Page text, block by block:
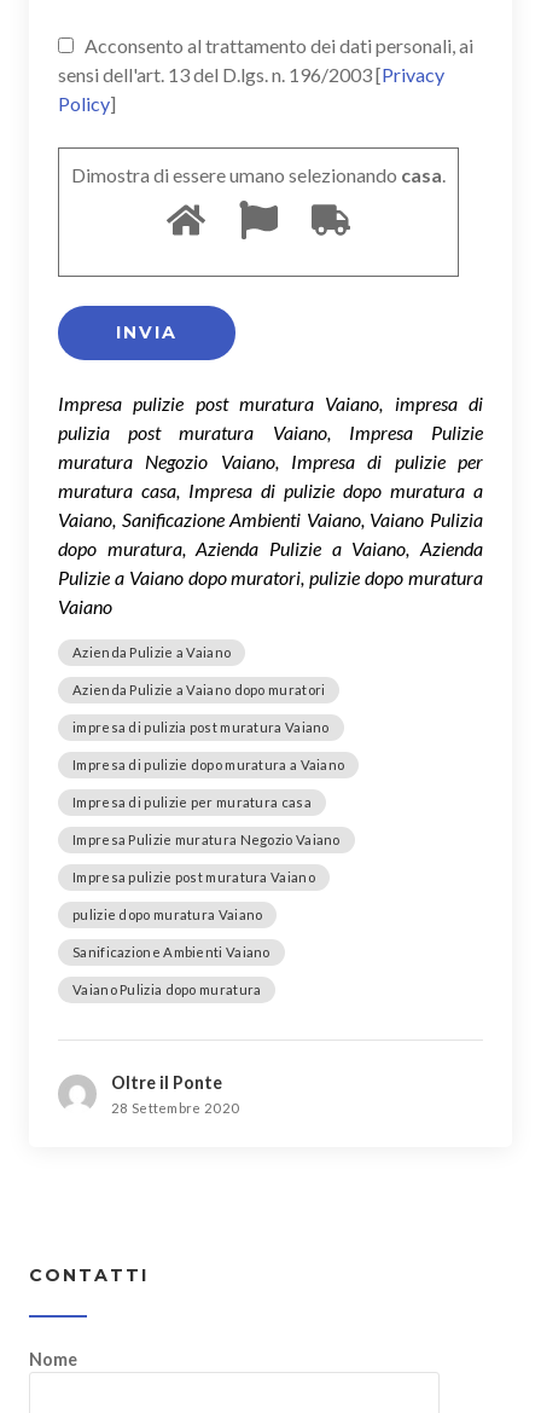
Acconsento al trattamento dei dati personali, ai
sensi dell'art. 13 del D.lgs. n. 196/2003 [Privacy
Policy]
Dimostra di essere umano selezionando casa.
Impresa pulizie post muratura Vaiano, impresa di
pulizia post muratura Vaiano, Impresa Pulizie
muratura Negozio Vaiano, Impresa di pulizie per
muratura casa, Impresa di pulizie dopo muratura a
Vaiano, Sanificazione Ambienti Vaiano, Vaiano Pulizia
dopo muratura, Azienda Pulizie a Vaiano, Azienda
Pulizie a Vaiano dopo muratori, pulizie dopo muratura
Vaiano
Azienda Pulizie a Vaiano
Azienda Pulizie a Vaiano dopo muratori
impresa di pulizia post muratura Vaiano
Impresa di pulizie dopo muratura a Vaiano
Impresa di pulizie per muratura casa
Impresa Pulizie muratura Negozio Vaiano
Impresa pulizie post muratura Vaiano
pulizie dopo muratura Vaiano
Sanificazione Ambienti Vaiano
Vaiano Pulizia dopo muratura
Oltre il Ponte
28 Settembre 2020
CONTATTI
Nome